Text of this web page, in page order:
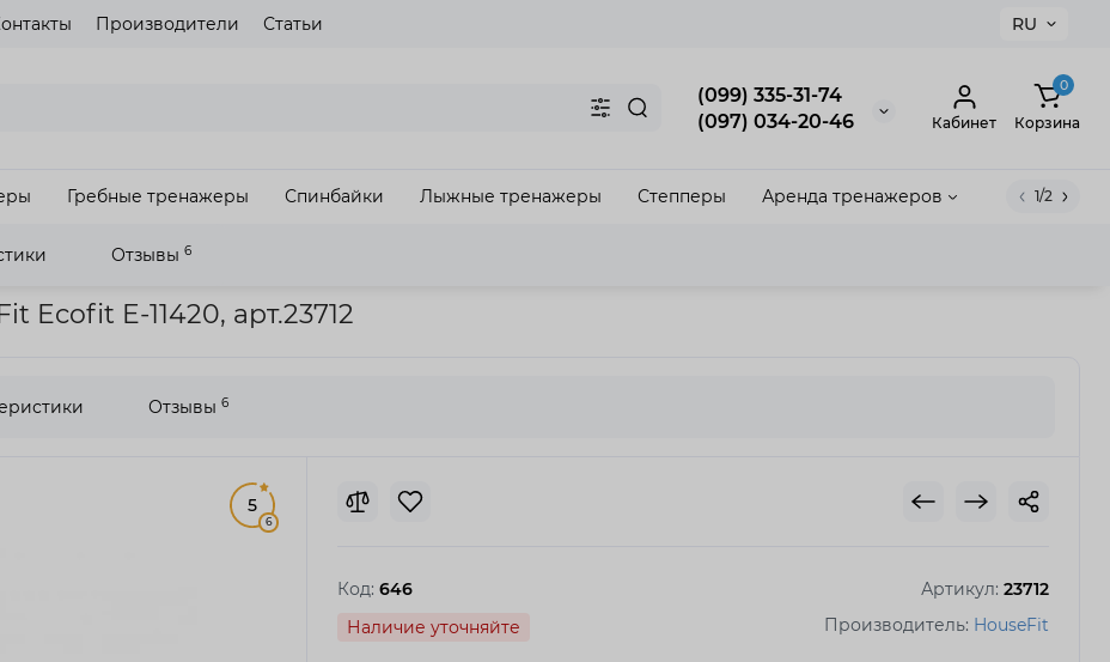
Производители Статьи RU
(099) 335-31-74
(097) 034-20-46
Кабинет
0
Корзина
Гребные тренажеры Спинбайки Лыжные тренажеры Степперы Аренда тренажеров 1/2
Отзывы 6
дорожка HouseFit Ecofit E-11420
Ecofit E-11420, арт.23712
Закрыть
Отзывы 6
5
6
Код: 646 Артикул: 23712
Производитель: HouseFit
Наличие уточняйте